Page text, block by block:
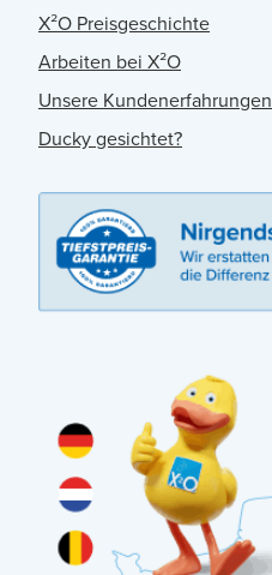
X²O Preisgeschichte
Arbeiten bei X²O
Unsere Kundenerfahrungen
Ducky gesichtet?